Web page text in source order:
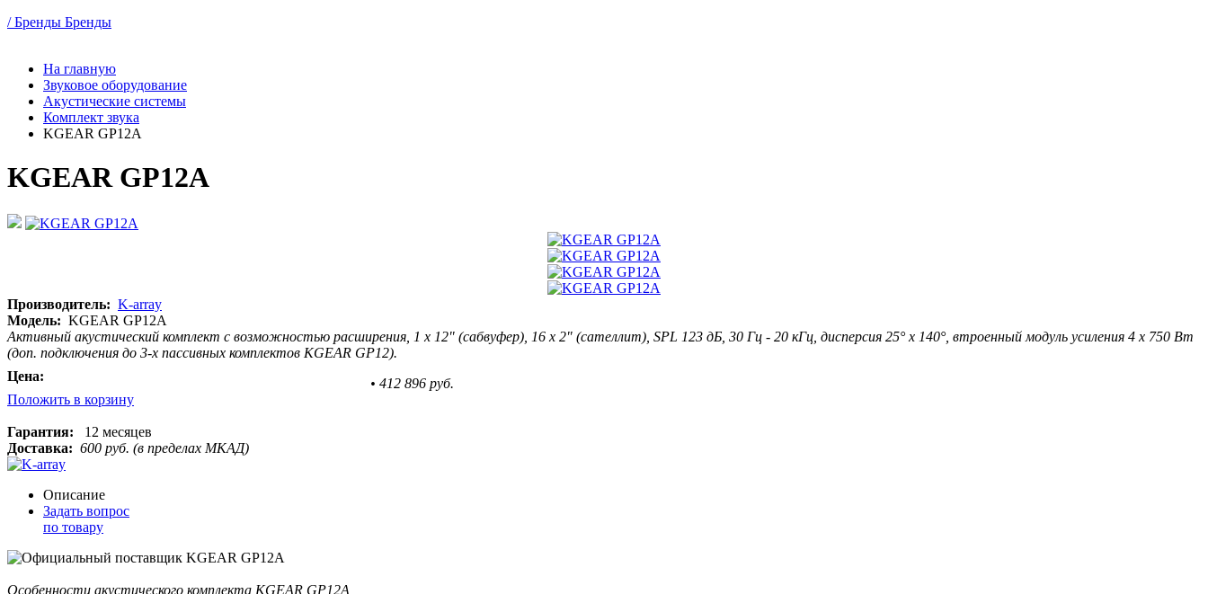
/ Бренды Бренды
На главную
Звуковое оборудование
Акустические системы
Комплект звука
KGEAR GP12A
KGEAR GP12A
Производитель: K-array
Модель: KGEAR GP12A
Активный акустический комплект с возможностью расширения, 1 x 12" (сабвуфер), 16 x 2" (сателлит), SPL 123 дБ, 30 Гц - 20 кГц, дисперсия 25° x 140°, втроенный модуль усиления 4 x 750 Вт
(доп. подключения до 3-х пассивных комплектов KGEAR GP12).
Цена:
• 412 896 руб.
Положить в корзину
Гарантия: 12 месяцев
Доставка: 600 руб. (в пределах МКАД)
Описание
Задать вопрос
по товару
Особенности акустического комплекта KGEAR GP12A